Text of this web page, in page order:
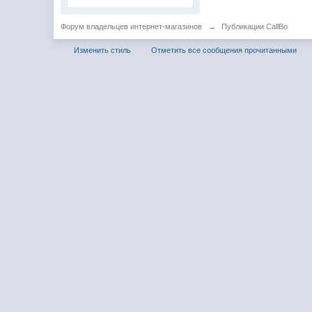
Форум владельцев интернет-магазинов → Публикации CallBo
Изменить стиль Отметить все сообщения прочитанными